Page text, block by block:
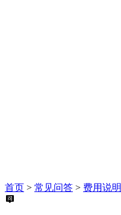
首页 > 常见问答 > 费用说明